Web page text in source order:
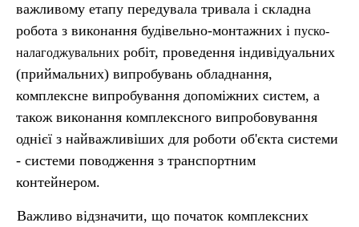
важливому етапу передувала тривала і складна
робота з виконання будівельно-монтажних і пуско-
налагоджувальних робіт, проведення індивідуальних
(приймальних) випробувань обладнання,
комплексне випробування допоміжних систем, а
також виконання комплексного випробовування
однієї з найважливіших для роботи об'єкта системи
- системи поводження з транспортним
контейнером.
Важливо відзначити, що початок комплексних